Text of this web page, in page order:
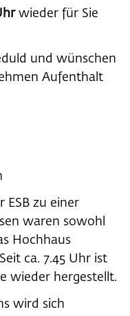
wieder für Sie
und wünschen
Aufenthalt
ESB zu einer
waren sowohl
Hochhaus
ca. 7.45 Uhr ist
wieder hergestellt.
wird sich